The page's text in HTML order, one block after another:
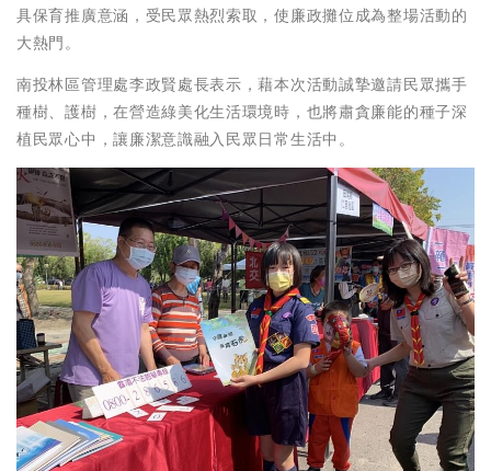
具保育推廣意涵，受民眾熱烈索取，使廉政攤位成為整場活動的
大熱門。
南投林區管理處李政賢處長表示，藉本次活動誠摯邀請民眾攜手
種樹、護樹，在營造綠美化生活環境時，也將肅貪廉能的種子深
植民眾心中，讓廉潔意識融入民眾日常生活中。